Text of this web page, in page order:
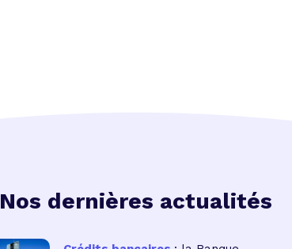
Nos dernières actualités